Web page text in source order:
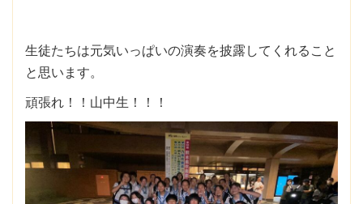
生徒たちは元気いっぱいの演奏を披露してくれること
と思います。
頑張れ！！山中生！！！